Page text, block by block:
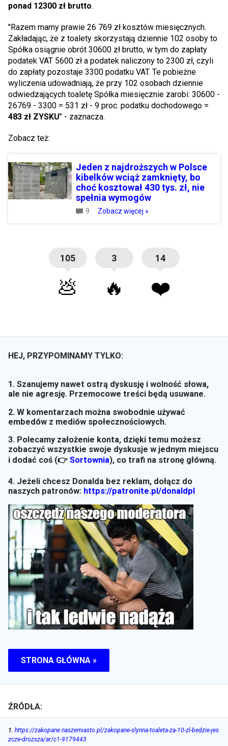
ponad 12300 zł brutto.
"Razem mamy prawie 26 769 zł kosztów miesięcznych.
Zakładając, że z toalety skorzystają dziennie 102 osoby to
Spółka osiągnie obrót 30600 zł brutto, w tym do zapłaty
podatek VAT 5600 zł a podatek naliczony to 2300 zł, czyli
do zapłaty pozostaje 3300 podatku VAT. Te pobieżne
wyliczenia udowadniają, że przy 102 osobach dziennie
odwiedzających toaletę Spółka miesięcznie zarobi: 30600 -
26769 - 3300 = 531 zł - 9 proc. podatku dochodowego =
483 zł ZYSKU" - zaznacza.
Zobacz też:
Jeden z najdroższych w Polsce
kibelków wciąż zamknięty, bo
choć kosztował 430 tys. zł, nie
spełnia wymogów
9 Zobacz więcej »
105
💩
3
🔥
14
❤️
HEJ, PRZYPOMINAMY TYLKO:
1. Szanujemy nawet ostrą dyskusję i wolność słowa,
ale nie agresję. Przemocowe treści będą usuwane.
2. W komentarzach można swobodnie używać
embedów z mediów społecznościowych.
3. Polecamy założenie konta, dzięki temu możesz
zobaczyć wszystkie swoje dyskusje w jednym miejscu
i dodać coś (👉 Sortownia), co trafi na stronę główną.
4. Jeżeli chcesz Donalda bez reklam, dołącz do
naszych patronów: https://patronite.pl/donaldpl
STRONA GŁÓWNA »
ŹRÓDŁA:
1. https://zakopane.naszemiasto.pl/zakopane-slynna-toaleta-za-10-zl-bedzie-jes
zcze-drozsza/ar/c1-9179443